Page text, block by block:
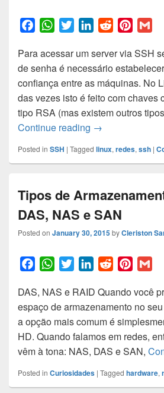
c
e
b
o
o
k
W
a
t
s
A
p
p
t
t
e
r
n
k
e
d
I
n
R
d
d
i
t
n
t
e
r
e
a
i
l
Para acessar um server via SSH
de senha é necessário
confiança entre as máquinas. No
das vezes isto é feito com chaves
tipo RSA (mas existem outros
Continue reading Estabelecer
→
Posted in SSH | Tagged linux, redes, ssh |
Tipos de
DAS, NAS e SAN
Posted on January 30, 2015byCleriston
c
e
b
o
o
k
W
a
t
s
A
p
i
t
e
r
n
k
e
d
I
n
R
d
d
i
t
n
e
r
e
a
i
l
DAS, NAS e RAID Quando você
espaço de armazenamento no
a opção mais comum é
HD. Quando falamos em redes,
vêm à tona: NAS, DAS e SAN,
Posted in Curiosidades | Tagged hardware,